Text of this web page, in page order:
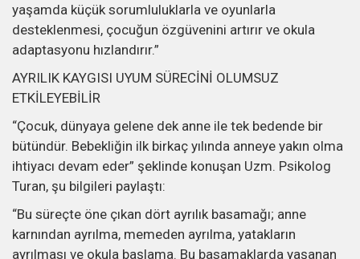
yaşamda küçük sorumluluklarla ve oyunlarla
desteklenmesi, çocuğun özgüvenini artırır ve okula
adaptasyonu hızlandırır.”
AYRILIK KAYGISI UYUM SÜRECİNİ OLUMSUZ
ETKİLEYEBİLİR
“Çocuk, dünyaya gelene dek anne ile tek bedende bir
bütündür. Bebekliğin ilk birkaç yılında anneye yakın olma
ihtiyacı devam eder” şeklinde konuşan Uzm. Psikolog
Turan, şu bilgileri paylaştı:
“Bu süreçte öne çıkan dört ayrılık basamağı; anne
karnından ayrılma, memeden ayrılma, yatakların
ayrılması ve okula başlama. Bu basamaklarda yaşanan